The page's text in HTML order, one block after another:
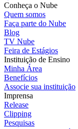
Conheça o Nube
Quem somos
Faça parte do Nube
Blog
TV Nube
Feira de Estágios
Instituição de Ensino
Minha Área
Benefícios
Associe sua instituição
Imprensa
Release
Clipping
Pesquisas